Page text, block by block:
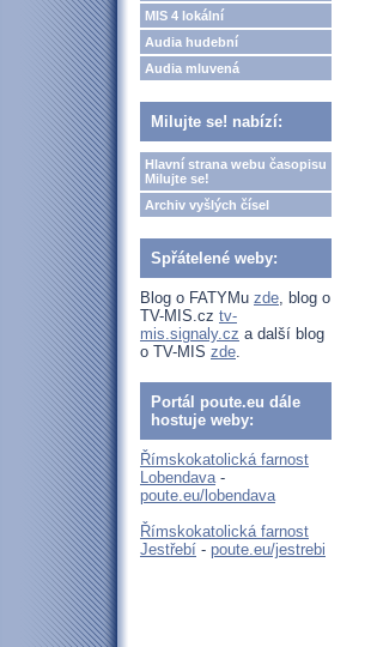
MIS 4 lokální
Audia hudební
Audia mluvená
Milujte se! nabízí:
Hlavní strana webu časopisu
Milujte se!
Archiv vyšlých čísel
Spřátelené weby:
Blog o FATYMu zde, blog o
TV-MIS.cz tv-
mis.signaly.cz a další blog
o TV-MIS zde.
Portál poute.eu dále
hostuje weby:
Římskokatolická farnost
Lobendava-
poute.eu/lobendava
Římskokatolická farnost
Jestřebí - poute.eu/jestrebi